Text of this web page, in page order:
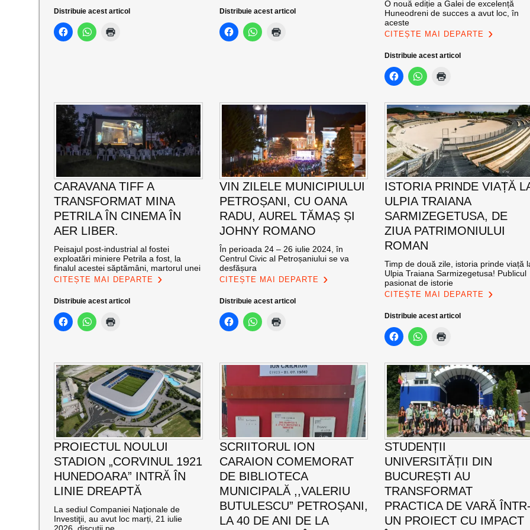
Distribuie acest articol Distribuie acest articol
O nouă ediție a Galei de excelență
Huneodreni de succes a avut loc, în
aceste
CITEȘTE MAI DEPARTE
Distribuie acest articol
CARAVANA TIFF A
TRANSFORMAT MINA
PETRILA ÎN CINEMA ÎN
AER LIBER.
Peisajul post-industrial al fostei
exploatări miniere Petrila a fost, la
finalul acestei săptămâni, martorul unei
CITEȘTE MAI DEPARTE
Distribuie acest articol
VIN ZILELE MUNICIPIULUI
PETROȘANI, CU OANA
RADU, AUREL TĂMAȘ ȘI
JOHNY ROMANO
În perioada 24 – 26 iulie 2024, în
Centrul Civic al Petroșaniului se va
desfășura
CITEȘTE MAI DEPARTE
Distribuie acest articol
ISTORIA PRINDE VIAȚĂ
ULPIA TRAIANA
SARMIZEGETUSA, DE
ZIUA PATRIMONIULUI
ROMAN
Timp de două zile, istoria prinde viață
Ulpia Traiana Sarmizegetusa! Publicul
pasionat de istorie
CITEȘTE MAI DEPARTE
Distribuie acest articol
PROIECTUL NOULUI
STADION „CORVINUL 1921
HUNEDOARA” INTRĂ ÎN
LINIE DREAPTĂ
La sediul Companiei Naţionale de
Investiţii, au avut loc marți, 21 iulie
2026, discuții pe
SCRIITORUL ION
CARAION COMEMORAT
DE BIBLIOTECA
MUNICIPALĂ ,,VALERIU
BUTULESCU” PETROȘANI,
LA 40 DE ANI DE LA
STUDENȚII
UNIVERSITĂȚII DIN
BUCUREȘTI AU
TRANSFORMAT
PRACTICA DE VARĂ
UN PROIECT CU IMPACT